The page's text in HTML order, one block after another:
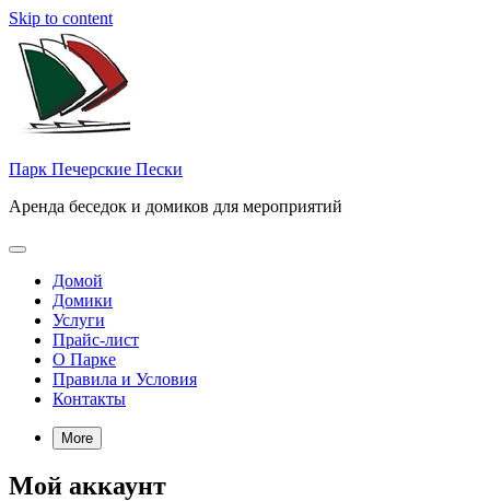
Skip to content
Парк Печерские Пески
Аренда беседок и домиков для мероприятий
Домой
Домики
Услуги
Прайс-лист
О Парке
Правила и Условия
Контакты
More
Мой аккаунт